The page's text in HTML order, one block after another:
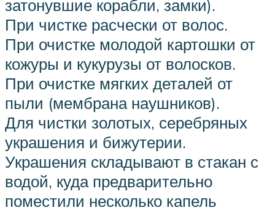
затонувшие корабли, замки).
При чистке расчески от волос.
При очистке молодой картошки от
кожуры и кукурузы от волосков.
При очистке мягких деталей от
пыли (мембрана наушников).
Для чистки золотых, серебряных
украшения и бижутерии.
Украшения складывают в стакан с
водой, куда предварительно
поместили несколько капель